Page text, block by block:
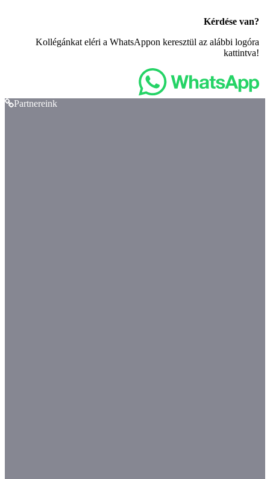
Kérdése van?
Kollégánkat eléri a WhatsAppon keresztül az alábbi logóra
kattintva!
Partnereink